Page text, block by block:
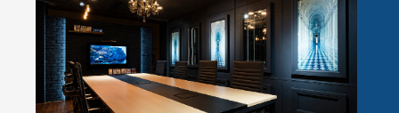
ご相談は
こちら